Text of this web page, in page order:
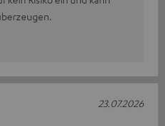
23.07.2026